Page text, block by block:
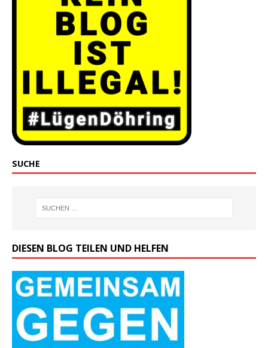
SUCHE
DIESEN BLOG TEILEN UND HELFEN